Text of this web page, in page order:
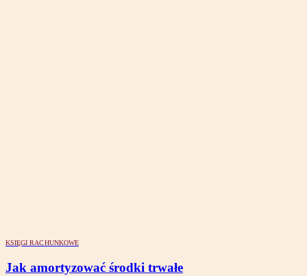
KSIĘGI RACHUNKOWE
Jak amortyzować środki trwałe